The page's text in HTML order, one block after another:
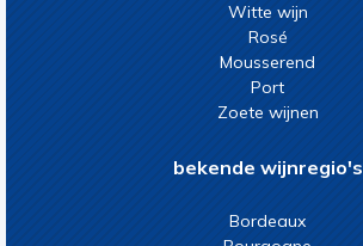
Witte wijn
Rosé
Mousserend
Port
Zoete wijnen
bekende wijnregio's
Bordeaux